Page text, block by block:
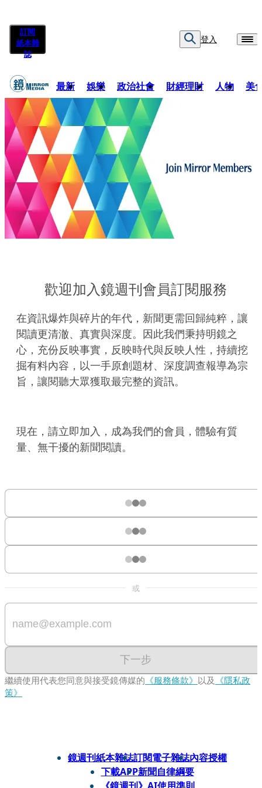
訂閱
紙本雜
誌
登入
最新 娛樂 政治社會 財經理財 人物 美
歡迎加入鏡週刊會員訂閱服務
在資訊爆炸與碎片的年代，新聞更需回歸純粹，讓
閱讀更清澈、真實與深度。因此我們秉持明鏡之
心，充份反映事實，反映時代與反映人性，持續挖
掘有料內容，以一手原創題材、深度調查報導為宗
旨，讓閱聽大眾獲取最完整的資訊。
現在，請立即加入，成為我們的會員，體驗有質
量、無干擾的新聞閱讀。
或
下一步
繼續使用代表您同意與接受鏡傳媒的 《服務條款》 以及 《隱私政
策》
鏡週刊紙本雜誌訂閱電子雜誌內容授權
下載APP新聞自律綱要